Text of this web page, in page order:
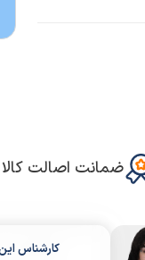
ضمانت اصالت کالا
کارشناس